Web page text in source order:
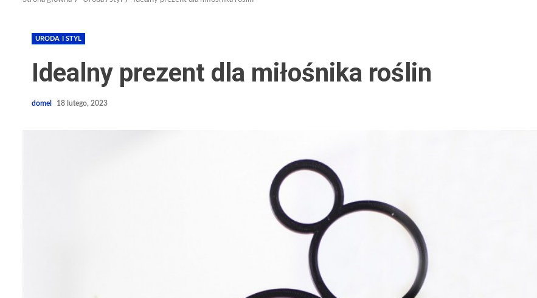
URODA I STYL
Idealny prezent dla miłośnika roślin
domel 18 lutego, 2023